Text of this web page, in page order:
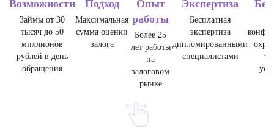
Возможности
Займы от 30
тысяч до 50
миллионов
рублей в день
обращения
Подход
Максимальная
сумма оценки
залога
Опыт
работы
Более 25
лет работы
на
залоговом
рынке
Экспертиза
Бесплатная
экспертиза
дипломированными
специалистами